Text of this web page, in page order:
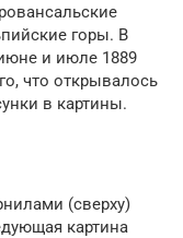
горы. В
и июле 1889
что открывалось
в картины.
(сверху)
картина